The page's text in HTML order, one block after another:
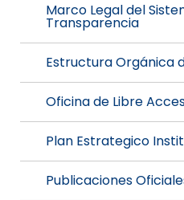
Marco Legal del
Transparencia
Estructura Orgánica
Oficina de Libre
Plan Estrategico
Publicaciones